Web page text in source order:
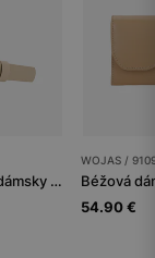
Béžový kožený dámsky opasok so zlatou sponou
WOJAS /
54.90 €